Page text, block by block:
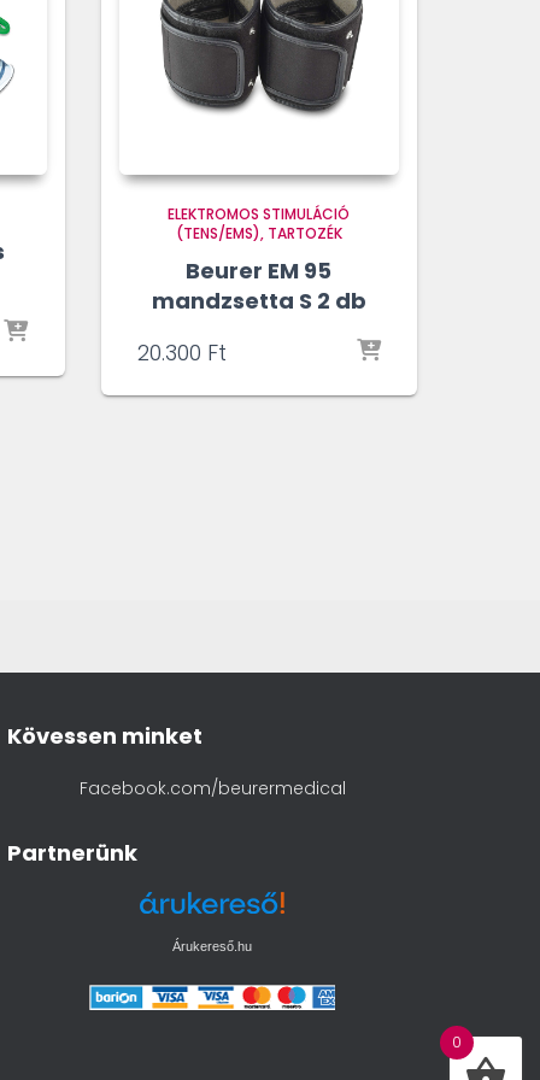
ELEKTROMOS STIMULÁCIÓ
(TENS/EMS) TARTOZÉK
Beurer EM 95
mandzsetta S 2 db
20.300 Ft
Kövessen minket
Facebook.com/beurermedical
Partnerünk
Árukereső.hu
0